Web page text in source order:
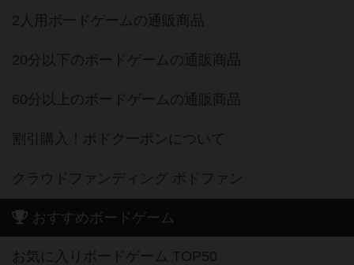
2人用ボードゲームの通販商品
20分以下のボードゲームの通販商品
60分以上のボードゲームの通販商品
割引購入！ボドクーポンについて
クラウドファンディング ボドファン
おすすめボードゲーム
お気に入りボードゲーム TOP50